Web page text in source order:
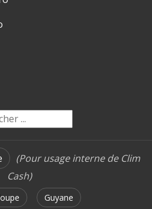
(Pour usage interne de Clim
Cash)
Guyane